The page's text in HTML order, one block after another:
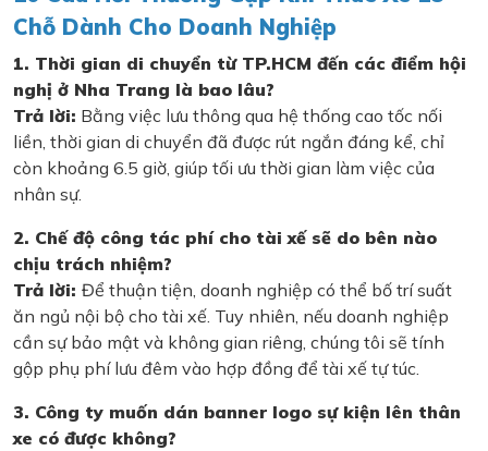
Chỗ Dành Cho Doanh Nghiệp
1. Thời gian di chuyển từ TP.HCM đến các điểm hội
nghị ở Nha Trang là bao lâu?
Trả lời: Bằng việc lưu thông qua hệ thống cao tốc nối
liền, thời gian di chuyển đã được rút ngắn đáng kể, chỉ
còn khoảng 6.5 giờ, giúp tối ưu thời gian làm việc của
nhân sự.
2. Chế độ công tác phí cho tài xế sẽ do bên nào
chịu trách nhiệm?
Trả lời: Để thuận tiện, doanh nghiệp có thể bố trí suất
ăn ngủ nội bộ cho tài xế. Tuy nhiên, nếu doanh nghiệp
cần sự bảo mật và không gian riêng, chúng tôi sẽ tính
gộp phụ phí lưu đêm vào hợp đồng để tài xế tự túc.
3. Công ty muốn dán banner logo sự kiện lên thân
xe có được không?